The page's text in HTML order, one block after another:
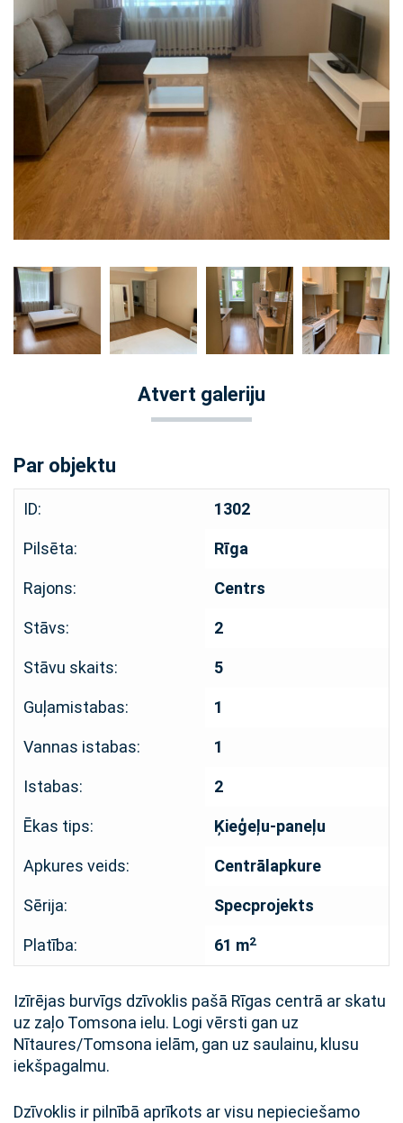
Atvert galeriju
Par objektu
ID: 1302
Pilsēta: Rīga
Rajons: Centrs
Stāvs: 2
Stāvu skaits: 5
Guļamistabas: 1
Vannas istabas: 1
Istabas: 2
Ēkas tips: Ķieģeļu-paneļu
Apkures veids: Centrālapkure
Sērija: Specprojekts
Platība: 61 m2
Izīrējas burvīgs dzīvoklis pašā Rīgas centrā ar skatu
uz zaļo Tomsona ielu. Logi vērsti gan uz
Nītaures/Tomsona ielām, gan uz saulainu, klusu
iekšpagalmu.
Dzīvoklis ir pilnībā aprīkots ar visu nepieciešamo